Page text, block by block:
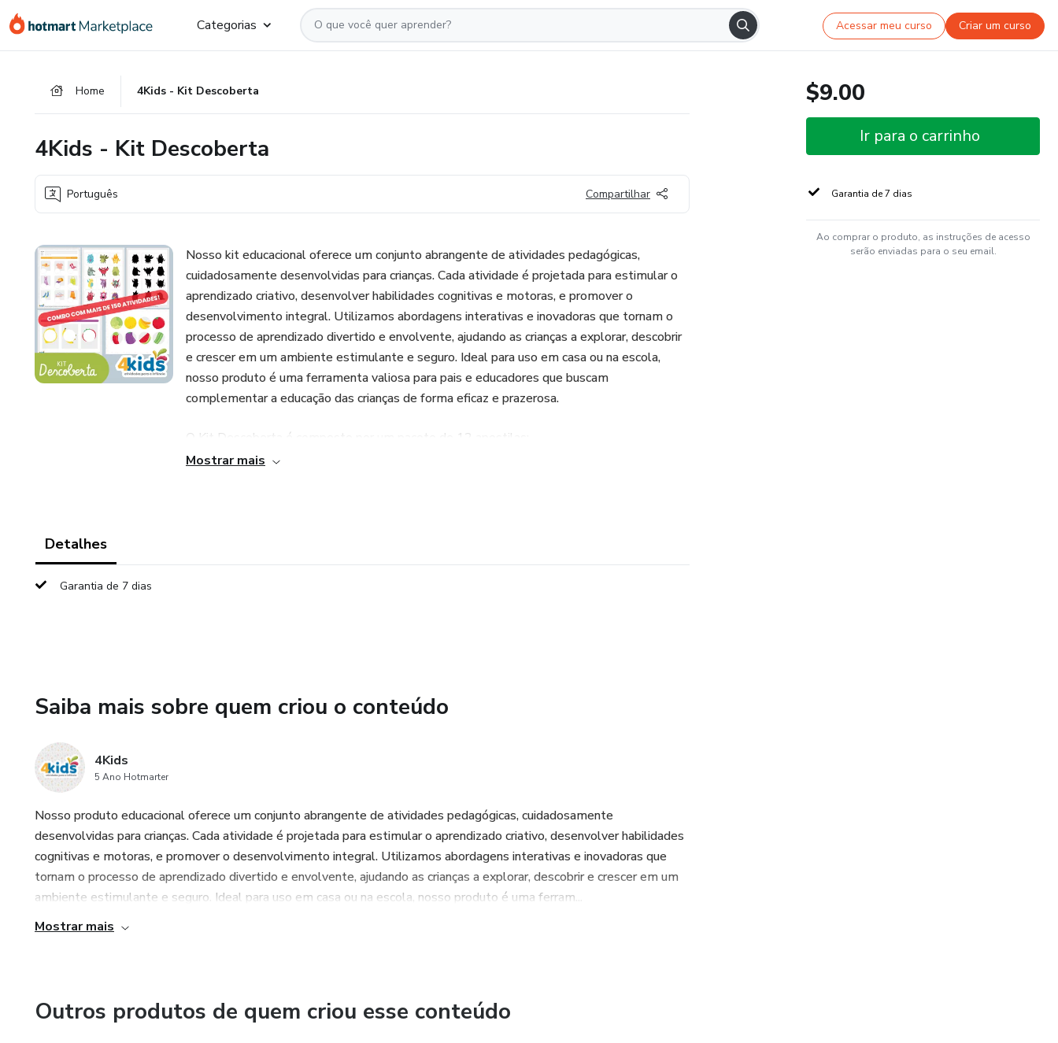
para
para
para
Categorias Acessar meu curso Criar um curso
Home 4Kids - Kit Descoberta
4Kids - Kit Descoberta
Português Compartilhar
Nosso kit educacional oferece um conjunto abrangente de atividades pedagógicas,
cuidadosamente desenvolvidas para crianças. Cada atividade é projetada para estimular o
aprendizado criativo, desenvolver habilidades cognitivas e motoras, e promover o
desenvolvimento integral. Utilizamos abordagens interativas e inovadoras que tornam o
processo de aprendizado divertido e envolvente, ajudando as crianças a explorar, descobrir
e crescer em um ambiente estimulante e seguro. Ideal para uso em casa ou na escola,
nosso produto é uma ferramenta valiosa para pais e educadores que buscam
complementar a educação das crianças de forma eficaz e prazerosa.
O Kit Descoberta é composto por um pacote de 12 apostilas:
7) Fazendo Pareamentos: Opostos
10) Trabalhando com o Alfabeto
11)Trabalhando com o Alfabeto - Refil
Mostrar mais
Detalhes
Garantia de 7 dias
Saiba mais sobre quem criou o conteúdo
4Kids
5 Ano Hotmarter
Nosso produto educacional oferece um conjunto abrangente de atividades pedagógicas, cuidadosamente
desenvolvidas para crianças. Cada atividade é projetada para estimular o aprendizado criativo, desenvolver habilidades
cognitivas e motoras, e promover o desenvolvimento integral. Utilizamos abordagens interativas e inovadoras que
tornam o processo de aprendizado divertido e envolvente, ajudando as crianças a explorar, descobrir e crescer em um
ambiente estimulante e seguro. Ideal para uso em casa ou na escola, nosso produto é uma ferram...
Mostrar mais
Outros produtos de quem criou esse conteúdo
$9.00
Ir para o carrinho
Garantia de 7 dias
Ao comprar o produto, as instruções de acesso
serão enviadas para o seu email.